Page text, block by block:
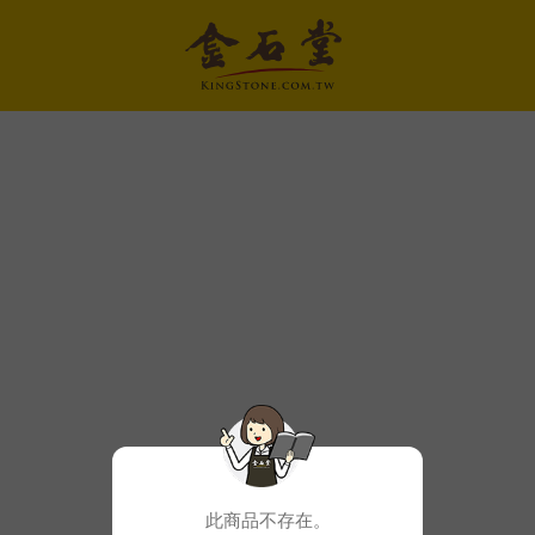
此商品不存在。